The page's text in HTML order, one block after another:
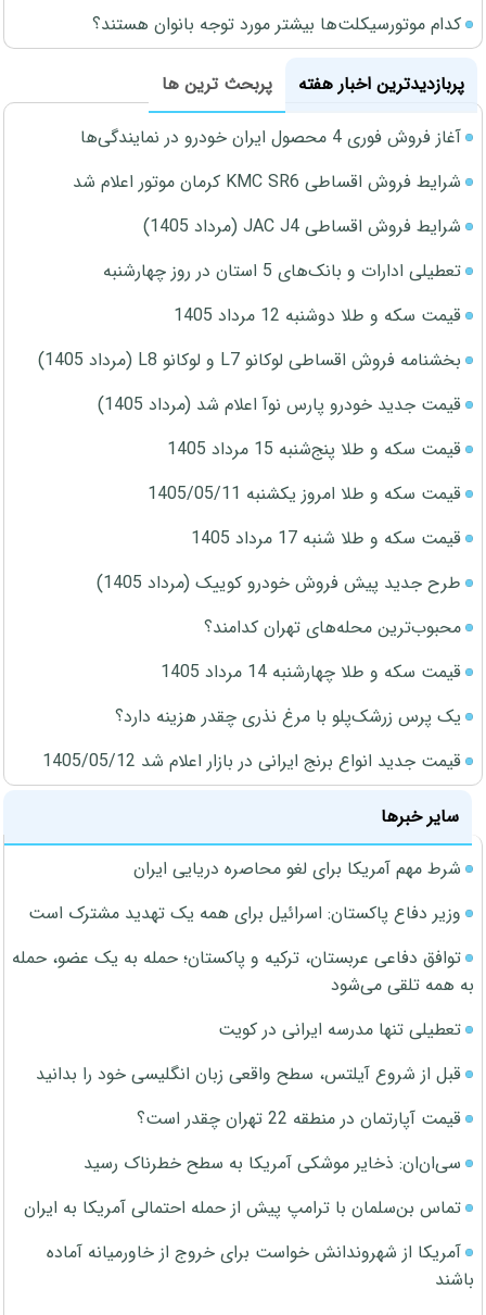
کدام موتورسیکلت‌ها بیشتر مورد توجه بانوان هستند؟
پربازدیدترین اخبار هفته
پربحث ترین ها
آغاز فروش فوری 4 محصول ایران خودرو در نمایندگی‌ها
شرایط فروش اقساطی KMC SR6 کرمان موتور اعلام شد
شرایط فروش اقساطی JAC J4 (مرداد 1405)
تعطیلی ادارات و بانک‌های 5 استان در روز چهارشنبه
قیمت سکه و طلا دوشنبه 12 مرداد 1405
بخشنامه فروش اقساطی لوکانو L7 و لوکانو L8 (مرداد 1405)
قیمت جدید خودرو پارس نوآ اعلام شد (مرداد 1405)
قیمت سکه و طلا پنج‌شنبه 15 مرداد 1405
قیمت سکه و طلا امروز یکشنبه 1405/05/11
قیمت سکه و طلا شنبه 17 مرداد 1405
طرح جدید پیش فروش خودرو کوییک (مرداد 1405)
محبوب‌ترین محله‌های تهران کدامند؟
قیمت سکه و طلا چهارشنبه 14 مرداد 1405
یک پرس زرشک‌پلو با مرغ نذری چقدر هزینه دارد؟
قیمت جدید انواع برنج ایرانی در بازار اعلام شد 1405/05/12
سایر خبرها
شرط مهم آمریکا برای لغو محاصره دریایی ایران
وزیر دفاع پاکستان: اسرائیل برای همه یک تهدید مشترک است
توافق دفاعی عربستان، ترکیه و پاکستان؛ حمله به یک عضو، حمله
به همه تلقی می‌شود
تعطیلی تنها مدرسه ایرانی در کویت
قبل از شروع آیلتس، سطح واقعی زبان انگلیسی خود را بدانید
قیمت آپارتمان در منطقه 22 تهران چقدر است؟
سی‌ان‌ان: ذخایر موشکی آمریکا به سطح خطرناک رسید
تماس بن‌سلمان با ترامپ پیش از حمله احتمالی آمریکا به ایران
آمریکا از شهروندانش خواست برای خروج از خاورمیانه آماده
باشند